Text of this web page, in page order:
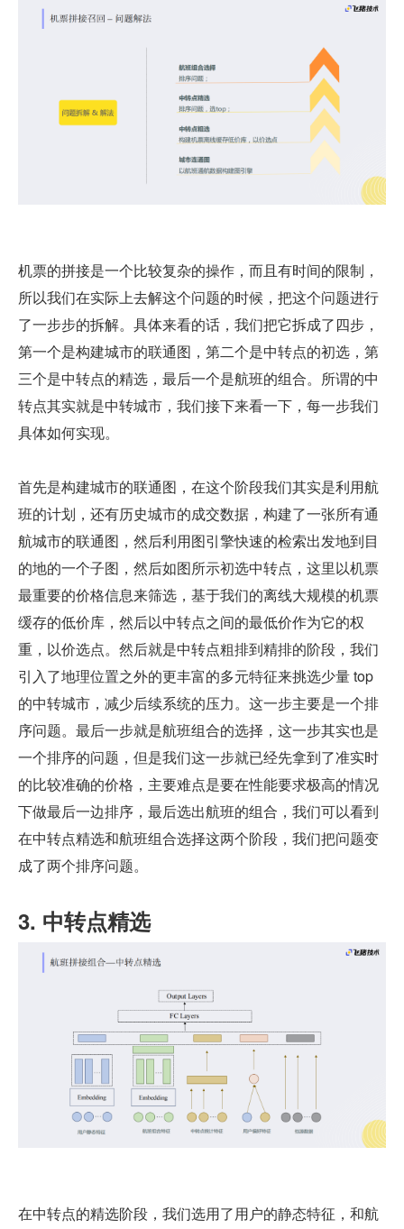
机票的拼接是一个比较复杂的操作，而且有时间的限制，
所以我们在实际上去解这个问题的时候，把这个问题进行
了一步步的拆解。具体来看的话，我们把它拆成了四步，
第一个是构建城市的联通图，第二个是中转点的初选，第
三个是中转点的精选，最后一个是航班的组合。所谓的中
转点其实就是中转城市，我们接下来看一下，每一步我们
具体如何实现。
首先是构建城市的联通图，在这个阶段我们其实是利用航
班的计划，还有历史城市的成交数据，构建了一张所有通
航城市的联通图，然后利用图引擎快速的检索出发地到目
的地的一个子图，然后如图所示初选中转点，这里以机票
最重要的价格信息来筛选，基于我们的离线大规模的机票
缓存的低价库，然后以中转点之间的最低价作为它的权
重，以价选点。然后就是中转点粗排到精排的阶段，我们
引入了地理位置之外的更丰富的多元特征来挑选少量 top
的中转城市，减少后续系统的压力。这一步主要是一个排
序问题。最后一步就是航班组合的选择，这一步其实也是
一个排序的问题，但是我们这一步就已经先拿到了准实时
的比较准确的价格，主要难点是要在性能要求极高的情况
下做最后一边排序，最后选出航班的组合，我们可以看到
在中转点精选和航班组合选择这两个阶段，我们把问题变
成了两个排序问题。
3. 中转点精选
在中转点的精选阶段，我们选用了用户的静态特征，和航